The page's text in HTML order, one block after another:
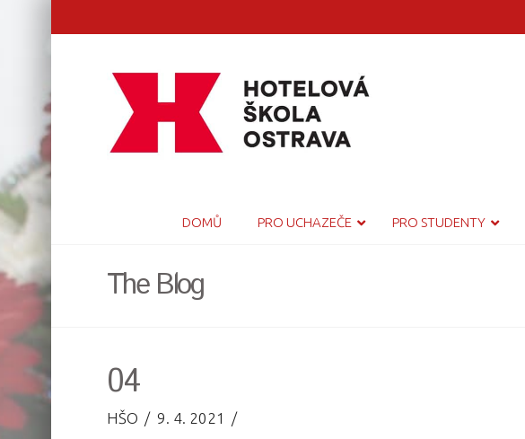
DOMŮ PRO UCHAZEČE PRO STUDENTY
The Blog
04
HŠO 9. 4. 2021